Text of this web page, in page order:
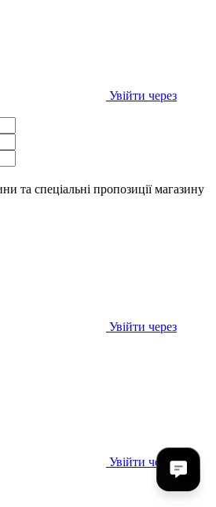
Увійти через
та спеціальні пропозиціїмагазину
Увійти через
Увійти через